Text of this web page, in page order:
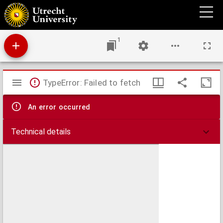
Die nothwendigsten Huf- und Klaueneisen, und die Hauptregeln beim Hufbeschlage :
als Erläuterung zu der von dem stellvertretenden Lehrschmied Carl Friedrich Arndt
angefertigten Sammlung von Muster-Hufeisen
1
Mirador
viewer
TypeError: Failed to fetch
An error occurred
Technical details